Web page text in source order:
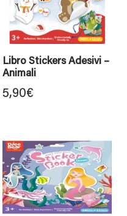
Libro Stickers Adesivi –
Animali
5,90€